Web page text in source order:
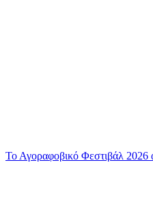
Το Αγοραφοβικό Φεστιβάλ 2026